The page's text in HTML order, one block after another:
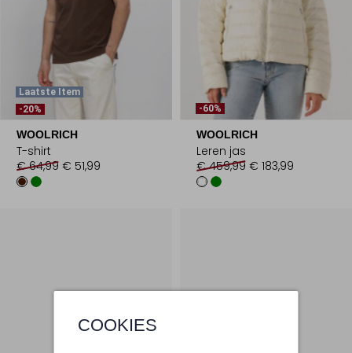
COOKIES
Laatste Item
-20%
WOOLRICH
T-shirt
€ 64,99 € 51,99
-60%
WOOLRICH
Leren jas
€ 459,99 € 183,99